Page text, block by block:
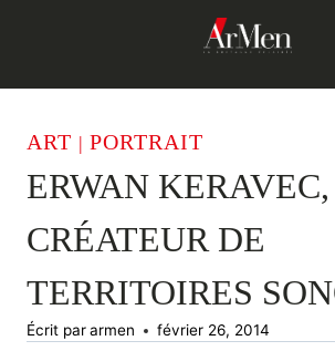
ART |PORTRAIT
ERWAN KERAVEC,
CRÉATEUR DE
TERRITOIRES
Écrit pararmen février 26, 2014